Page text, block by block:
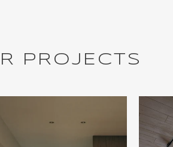
R P R OJ E C S